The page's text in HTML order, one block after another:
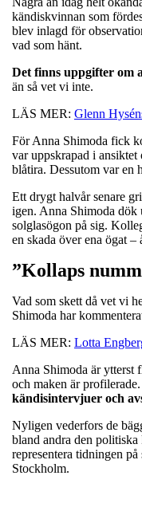
kändiskvinnan som
blev inlagd för
vad som hänt.
Det finns uppgifter om
än så vet vi inte.
LÄS MER: Glenn
För Anna Shimoda fick
var uppskrapad i
blåtira. Dessutom var en
Ett drygt halvår senare
igen. Anna Shimoda dök
solglasögon på sig.
en skada över ena ögat –
”Kollaps
Vad som skett då vet vi
Shimoda har
LÄS MER: Lotta
Anna Shimoda är ytterst
och maken är profilerade.
kändisintervjuer och
Nyligen vederfors de
bland andra den politiska
representera tidningen
Stockholm.